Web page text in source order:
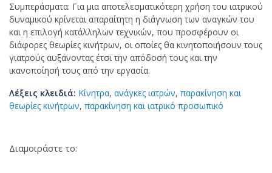
Συμπεράσματα: Για μια αποτελεσματικότερη χρήση του ιατρικού
δυναμικού κρίνεται απαραίτητη η διάγνωση των αναγκών του
και η επιλογή κατάλληλων τεχνικών, που προσφέρουν οι
διάφορες θεωρίες κινήτρων, οι οποίες θα κινητοποιήσουν τους
γιατρούς αυξάνοντας έτσι την απόδοσή τους και την
ικανοποίησή τους από την εργασία.
Λέξεις κλειδιά: Κίνητρα, ανάγκες ιατρών, παρακίνηση και
θεωρίες κινήτρων, παρακίνηση και ιατρικό προσωπικό
Διαμοιράστε το: